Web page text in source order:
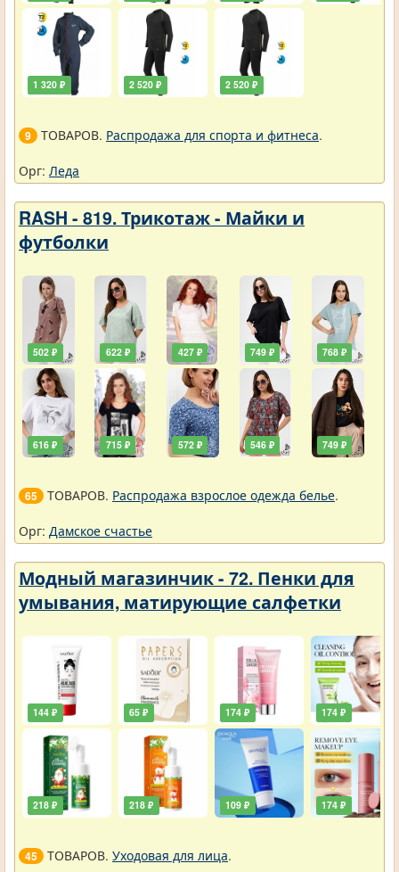
1 320 ₽ 2 520 ₽ 2 520 ₽
9 ТОВАРОВ. Распродажа для спорта и фитнеса.
Орг: Леда
RASH - 819. Трикотаж - Майки и
футболки
502 ₽
616 ₽
622 ₽
715 ₽
427 ₽
572 ₽
749 ₽
546 ₽
768 ₽
749 ₽
65 ТОВАРОВ. Распродажа взрослое одежда белье.
Орг: Дамское счастье
Модный магазинчик - 72. Пенки для
умывания, матирующие салфетки
144 ₽
218 ₽
65 ₽
218 ₽
174 ₽
109 ₽
174 ₽
174 ₽
45 ТОВАРОВ. Уходовая для лица.